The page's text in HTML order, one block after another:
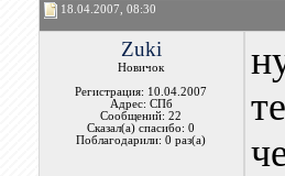
18.04.2007, 08:30
Zuki
Новичок
Регистрация: 10.04.2007
Адрес: СПб
Сообщений: 22
Сказал(а) спасибо: 0
Поблагодарили: 0 раз(а)